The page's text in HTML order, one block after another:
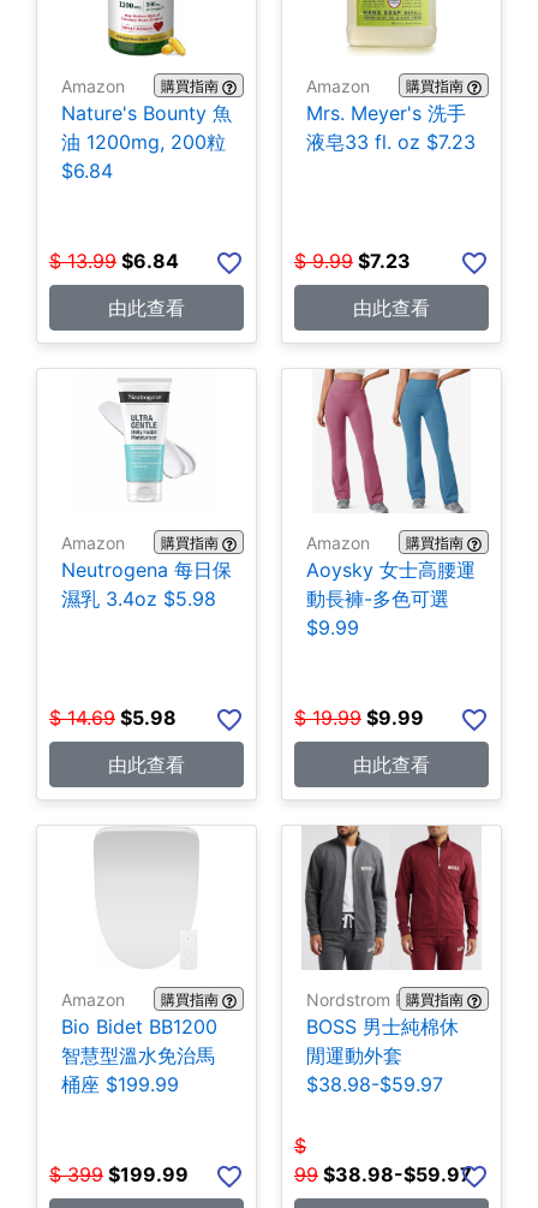
Amazon 購買指南
Nature's Bounty 魚
油 1200mg, 200粒
$6.84
$ 13.99 $6.84
由此查看
Amazon 購買指南
Mrs. Meyer's 洗手
液皂33 fl. oz $7.23
$ 9.99 $7.23
由此查看
Amazon 購買指南
Neutrogena 每日保
濕乳 3.4oz $5.98
$ 14.69 $5.98
由此查看
Amazon 購買指南
Aoysky 女士高腰運
動長褲-多色可選
$9.99
$ 19.99 $9.99
由此查看
Amazon 購買指南
Bio Bidet BB1200
智慧型溫水免治馬
桶座 $199.99
$ 399 $199.99
Nordstrom Rack購買指南
BOSS 男士純棉休
閒運動外套
$38.98-$59.97
$
99 $38.98-$59.97